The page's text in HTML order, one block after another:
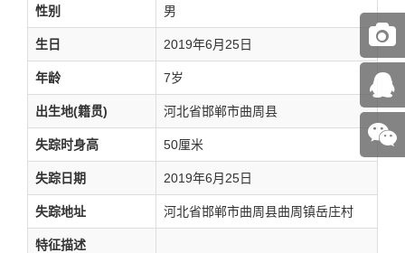
性别 男
生日 2019年6月25日
年龄 7岁
出生地(籍贯) 河北省邯郸市曲周县
失踪时身高 50厘米
失踪日期 2019年6月25日
失踪地址 河北省邯郸市曲周县曲周镇岳庄村
特征描述